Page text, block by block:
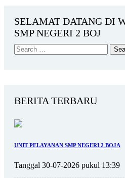
SELAMAT DATANG DI
SMP NEGERI 2 BOJ
BERITA TERBARU
UNIT PELAYANAN SMP NEGERI 2 BOJA
Tanggal 30-07-2026 pukul 13:39